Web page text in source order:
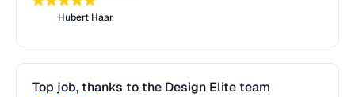
Hubert Haar
Top job, thanks to the Design Elite team